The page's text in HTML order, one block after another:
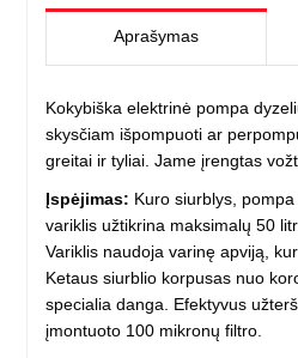
Aprašymas
Kokybiška elektrinė pompa
skysčiam išpompuoti ar
greitai ir tyliai. Jame įrengtas
Įspėjimas: Kuro siurblys,
variklis užtikrina maksimalų 50
Variklis naudoja varinę apviją,
Ketaus siurblio korpusas nuo
specialia danga. Efektyvus
įmontuoto 100 mikronų filtro.